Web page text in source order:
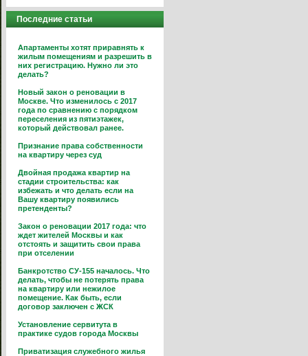
Последние статьи
Апартаменты хотят приравнять к
жилым помещениям и разрешить в
них регистрацию. Нужно ли это
делать?
Новый закон о реновации в
Москве. Что изменилось с 2017
года по сравнению с порядком
переселения из пятиэтажек,
который действовал ранее.
Признание права собственности
на квартиру через суд
Двойная продажа квартир на
стадии строительства: как
избежать и что делать если на
Вашу квартиру появились
претенденты?
Закон о реновации 2017 года: что
ждет жителей Москвы и как
отстоять и защитить свои права
при отселении
Банкротство СУ-155 началось. Что
делать, чтобы не потерять права
на квартиру или нежилое
помещение. Как быть, если
договор заключен с ЖСК
Установление сервитута в
практике судов города Москвы
Приватизация служебного жилья